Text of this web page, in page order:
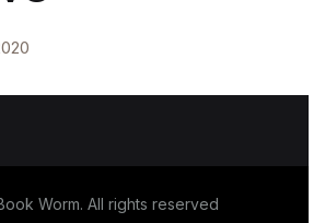
Worm. All rights reserved